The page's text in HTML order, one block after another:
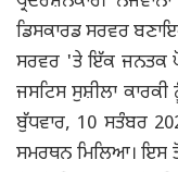
ਡਿਸਕਾਰਡ ਸਰਵਰ
ਸਰਵਰ 'ਤੇ ਇੱਕ ਜਨਤਕ
ਜਸਟਿਸ ਸੁਸ਼ੀਲਾ
ਬੁੱਧਵਾਰ, 10 ਸਤੰਬਰ
ਸਮਰਥਨ ਮਿਲਿਆ। ਇਸ